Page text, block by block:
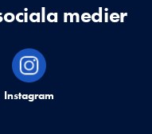
medier
på,
Krisinformation på,
Instagram